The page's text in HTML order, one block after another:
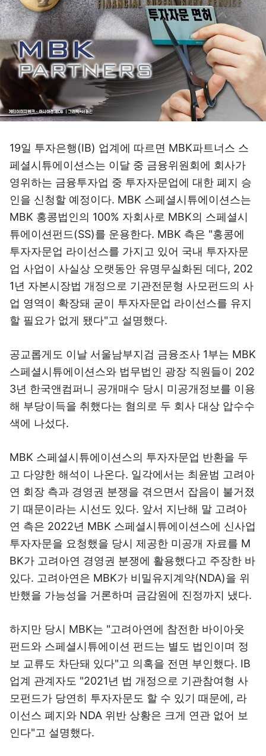
19일 투자은행(IB) 업계에 따르면 MBK파트너스 스
페셜시튜에이션스는 이달 중 금융위원회에 회사가
영위하는 금융투자업 중 투자자문업에 대한 폐지 승
인을 신청할 예정이다. MBK 스페셜시튜에이션스는
MBK 홍콩법인의 100% 자회사로 MBK의 스페셜시
튜에이션펀드(SS)를 운용한다. MBK 측은 "홍콩에
투자자문업 라이선스를 가지고 있어 국내 투자자문
업 사업이 사실상 오랫동안 유명무실화된 데다, 202
1년 자본시장법 개정으로 기관전문형 사모펀드의 사
업 영역이 확장돼 굳이 투자자문업 라이선스를 유지
할 필요가 없게 됐다"고 설명했다.
공교롭게도 이날 서울남부지검 금융조사 1부는 MBK
스페셜시튜에이션스와 법무법인 광장 직원들이 202
3년 한국앤컴퍼니 공개매수 당시 미공개정보를 이용
해 부당이득을 취했다는 혐의로 두 회사 대상 압수수
색에 나섰다.
MBK 스페셜시튜에이션스의 투자자문업 반환을 두
고 다양한 해석이 나온다. 일각에서는 최윤범 고려아
연 회장 측과 경영권 분쟁을 겪으면서 잡음이 불거졌
기 때문이라는 시선도 있다. 앞서 지난해 말 고려아
연 측은 2022년 MBK 스페셜시튜에이션스에 신사업
투자자문을 요청했을 당시 제공한 미공개 자료를 M
BK가 고려아연 경영권 분쟁에 활용했다고 주장한 바
있다. 고려아연은 MBK가 비밀유지계약(NDA)을 위
반했을 가능성을 거론하며 금감원에 진정까지 냈다.
하지만 당시 MBK는 "고려아연에 참전한 바이아웃
펀드와 스페셜시튜에이션 펀드는 별도 법인이며 정
보 교류도 차단돼 있다"고 의혹을 전면 부인했다. IB
업계 관계자도 "2021년 법 개정으로 기관참여형 사
모펀드가 당연히 투자자문도 할 수 있기 때문에, 라
이선스 폐지와 NDA 위반 상황은 크게 연관 없어 보
인다"고 설명했다.